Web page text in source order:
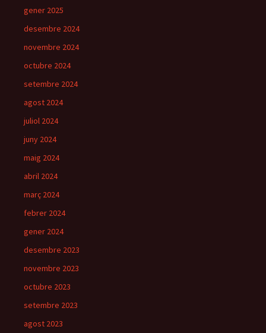
gener 2025
desembre 2024
novembre 2024
octubre 2024
setembre 2024
agost 2024
juliol 2024
juny 2024
maig 2024
abril 2024
març 2024
febrer 2024
gener 2024
desembre 2023
novembre 2023
octubre 2023
setembre 2023
agost 2023